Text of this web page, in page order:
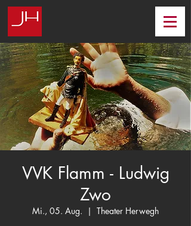
VVK Flamm - Ludwig
Zwo
Mi., 05. Aug.
  |
Theater Herwegh